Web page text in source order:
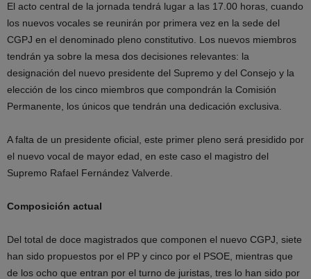
El acto central de la jornada tendrá lugar a las 17.00 horas, cuando
los nuevos vocales se reunirán por primera vez en la sede del
CGPJ en el denominado pleno constitutivo. Los nuevos miembros
tendrán ya sobre la mesa dos decisiones relevantes: la
designación del nuevo presidente del Supremo y del Consejo y la
elección de los cinco miembros que compondrán la Comisión
Permanente, los únicos que tendrán una dedicación exclusiva.
A falta de un presidente oficial, este primer pleno será presidido por
el nuevo vocal de mayor edad, en este caso el magistro del
Supremo Rafael Fernández Valverde.
Composición actual
Del total de doce magistrados que componen el nuevo CGPJ, siete
han sido propuestos por el PP y cinco por el PSOE, mientras que
de los ocho que entran por el turno de juristas, tres lo han sido por